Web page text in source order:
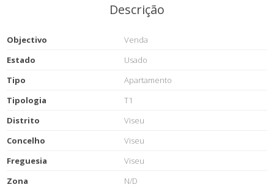
Descrição
Objectivo
Venda
Estado
Usado
Tipo
Apartamento
Tipologia
T1
Distrito
Viseu
Concelho
Viseu
Freguesia
Viseu
Zona
N/D